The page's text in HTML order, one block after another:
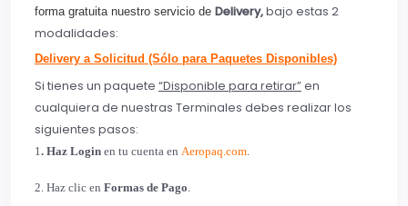
forma gratuita nuestro servicio de Delivery,bajo estas 2
modalidades:
Delivery a Solicitud (Sólo para Paquetes Disponibles)
Si tienes un paquete “Disponible para retirar”en
cualquiera de nuestras Terminales debes realizar los
siguientes pasos:
1. Haz Login en tu cuenta en Aeropaq.com.
2. Haz clic en Formas de Pago.